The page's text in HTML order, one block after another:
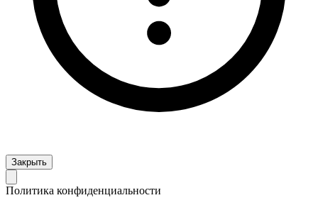
Закрыть
Политика конфиденциальности